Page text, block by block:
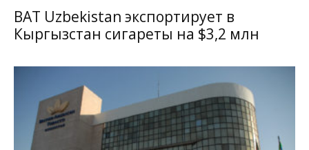
BAT Uzbekistan экспортирует в
Кыргызстан сигареты на $3,2 млн